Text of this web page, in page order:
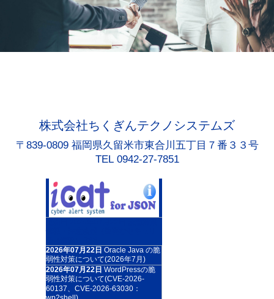
株式会社ちくぎんテクノシステムズ
〒839-0809 福岡県久留米市東合川五丁目７番３３号
TEL 0942-27-7851
2026年07月22日 Oracle Java の脆
弱性対策について(2026年7月)
2026年07月22日 WordPressの脆
弱性対策について(CVE-2026-
60137、CVE-2026-63030：